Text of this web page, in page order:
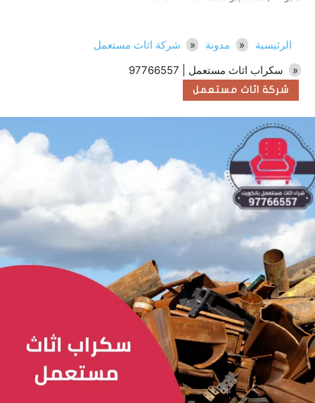
الرئيسية مدونة
شركة اثاث مستعمل
سكراب اثاث مستعمل | 97766557
شركة اثاث مستعمل